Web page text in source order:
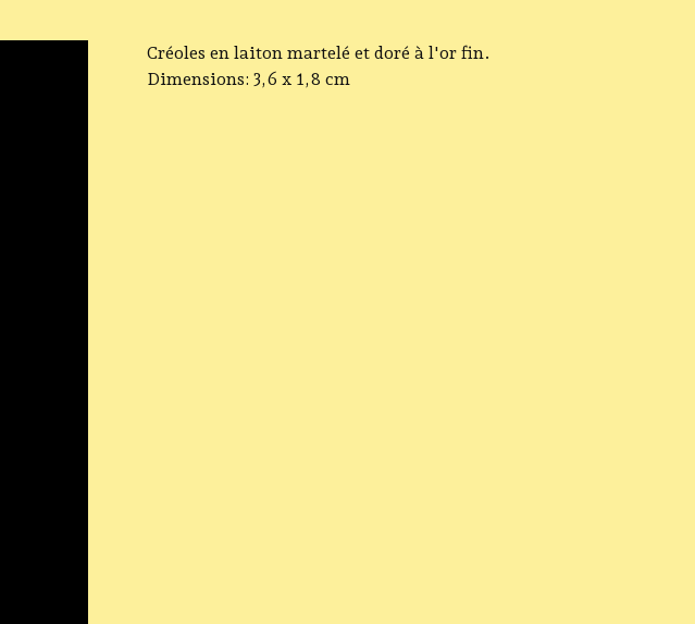
Créoles en laiton martelé et doré à l'or fin.
Dimensions: 3,6 x 1,8 cm